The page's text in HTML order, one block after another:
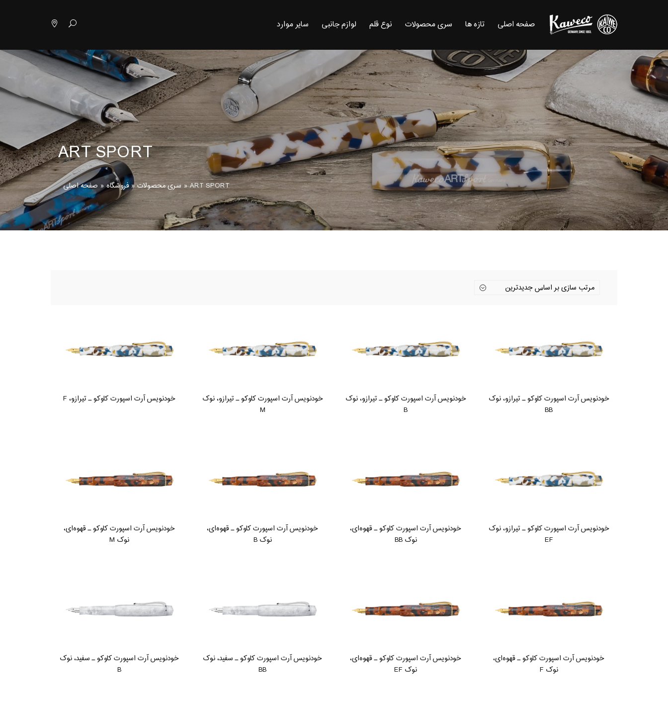
صفحه اصلی تازه ها سری محصولات نوع قلم لوازم جانبی سایر موارد
ART SPORT
صفحه اصلی » فروشگاه » سری محصولات » ART SPORT
خودنویس آرت اسپورت کاوکو ـ تیرازو، نوک
BB
خودنویس آرت اسپورت کاوکو ـ تیرازو، نوک
B
خودنویس آرت اسپورت کاوکو ـ تیرازو، نوک
M
خودنویس آرت اسپورت کاوکو ـ تیرازو، F
خودنویس آرت اسپورت کاوکو ـ تیرازو، نوک
EF
خودنویس آرت اسپورت کاوکو ـ قهوه‌ای،
نوک BB
خودنویس آرت اسپورت کاوکو ـ قهوه‌ای،
نوک B
خودنویس آرت اسپورت کاوکو ـ قهوه‌ای،
نوک M
خودنویس آرت اسپورت کاوکو ـ قهوه‌ای،
نوک F
خودنویس آرت اسپورت کاوکو ـ قهوه‌ای،
نوک EF
خودنویس آرت اسپورت کاوکو ـ سفید، نوک
BB
خودنویس آرت اسپورت کاوکو ـ سفید، نوک
B